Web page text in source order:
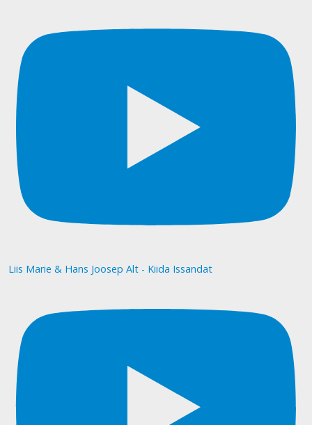
Liis Marie & Hans Joosep Alt - Kiida Issandat